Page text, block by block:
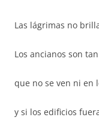
Las lágrimas no
Los ancianos son
que no se ven ni en
y si los edificios